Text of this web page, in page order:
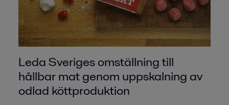
Leda Sveriges omställning till
hållbar mat genom uppskalning av
odlad köttproduktion